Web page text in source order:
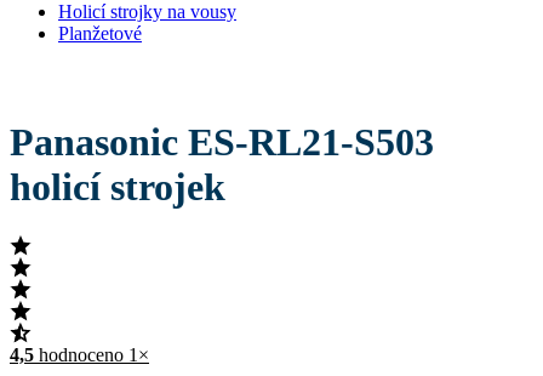
Holicí strojky na vousy
Planžetové
Panasonic ES-RL21-S503
holicí strojek
4,5 hodnoceno 1×